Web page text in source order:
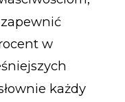
w
każdy